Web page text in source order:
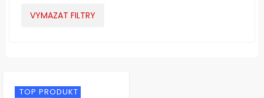
VYMAZAT FILTRY
TOP PRODUKT